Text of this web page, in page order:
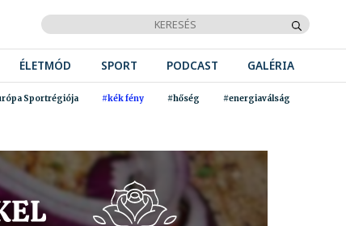
ÉLETMÓD SPORT PODCAST GALÉRIA
Sportrégiója #kék fény #hőség #energiaválság